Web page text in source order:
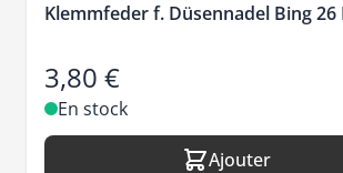
Klemmfeder f. Düsennadel Bing 26
3,80 €
En stock
Ajouter